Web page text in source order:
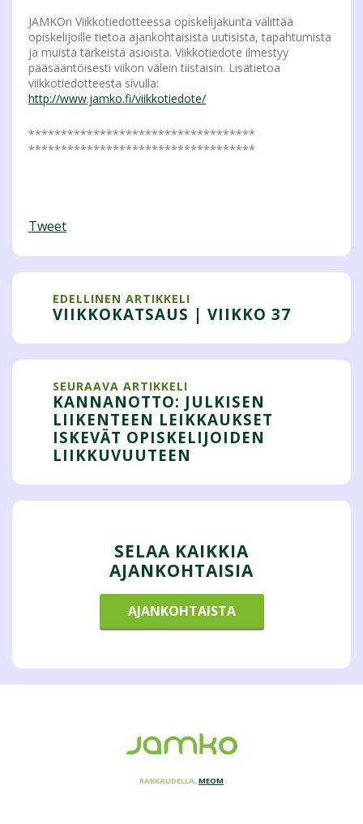
JAMKOn Viikkotiedotteessa opiskelijakunta välittää
opiskelijoille tietoa ajankohtaisista uutisista, tapahtumista
ja muista tärkeistä asioista. Viikkotiedote ilmestyy
pääsääntöisesti viikon välein tiistaisin. Lisätietoa
viikkotiedotteesta sivulla:
http://www.jamko.fi/viikkotiedote/
***********************************
***********************************
Tweet
EDELLINEN ARTIKKELI
VIIKKOKATSAUS | VIIKKO 37
SEURAAVA ARTIKKELI
KANNANOTTO: JULKISEN
LIIKENTEEN LEIKKAUKSET
ISKEVÄT OPISKELIJOIDEN
LIIKKUVUUTEEN
SELAA KAIKKIA
AJANKOHTAISIA
AJANKOHTAISTA
RAKKAUDELLA, MEOM